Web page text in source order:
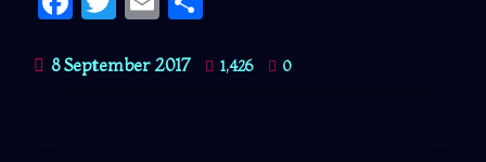
8 September 2017 1,426 0